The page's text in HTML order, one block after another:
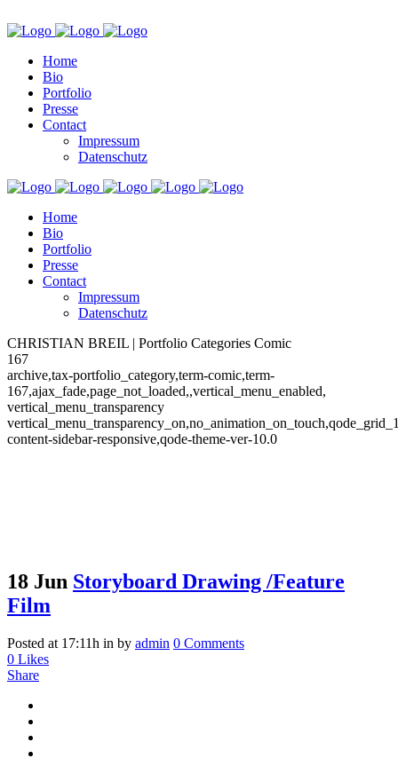
Home
Bio
Portfolio
Presse
Contact
Impressum
Datenschutz
Home
Bio
Portfolio
Presse
Contact
Impressum
Datenschutz
CHRISTIAN BREIL | Portfolio Categories Comic
167
archive,tax-portfolio_category,term-comic,term-
167,ajax_fade,page_not_loaded,,vertical_menu_enabled,
vertical_menu_transparency
content-sidebar-responsive,qode-theme-ver-10.0
18 Jun Storyboard Drawing /Feature
Film
Posted at 17:11h in by admin 0 Comments
0 Likes
Share